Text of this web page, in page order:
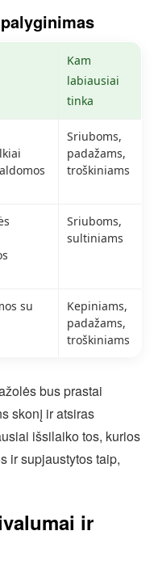
Kam
labiausiai
tinka
Sriuboms,
padažams,
troškiniams
Sriuboms,
sultiniams
su
Kepiniams,
padažams,
troškiniams
bus prastai
skonį ir atsiras
išsilaiko tos, kurios
ir supjaustytos taip,
ir